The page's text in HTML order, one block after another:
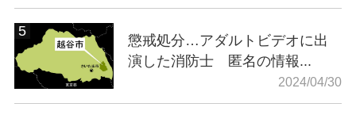
懲戒処分…アダルトビデオに出
演した消防士 匿名の情報...
2024/04/30